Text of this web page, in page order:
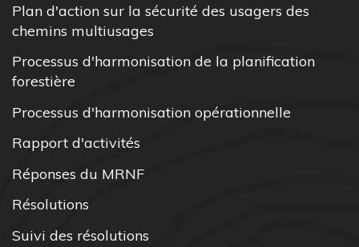
Plan d'action sur la sécurité des usagers des
chemins multiusages
Processus d'harmonisation de la planification
forestière
Processus d'harmonisation opérationnelle
Rapport d'activités
Réponses du MRNF
Résolutions
Suivi des résolutions